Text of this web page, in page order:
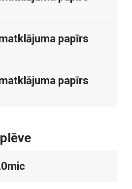
papīrs
papīrs